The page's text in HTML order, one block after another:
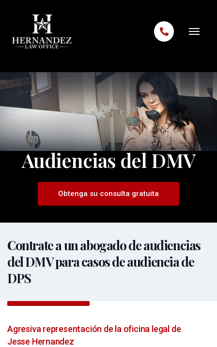
Skip to content
Audiencias del DMV
Obtenga su consulta gratuita
Contrate a un abogado de audiencias
del DMV para casos de audiencia de
DPS
Agresiva representación de la oficina legal de
Jesse Hernandez